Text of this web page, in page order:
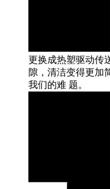
更换成热塑驱动传
隙，清洁变得更加
我们的难 题。